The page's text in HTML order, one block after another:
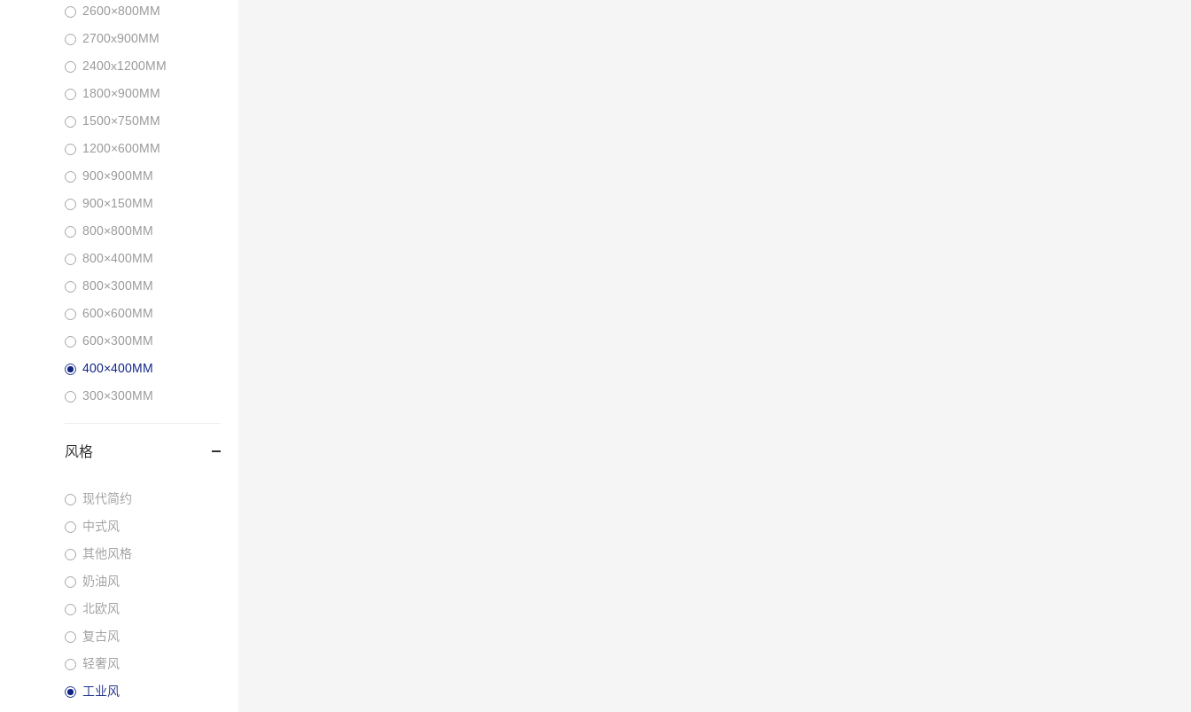
2600×800MM
2700x900MM
2400x1200MM
1800×900MM
1500×750MM
1200×600MM
900×900MM
900×150MM
800×800MM
800×400MM
800×300MM
600×600MM
600×300MM
400×400MM
300×300MM
风格
现代简约
中式风
其他风格
奶油风
北欧风
复古风
轻奢风
工业风